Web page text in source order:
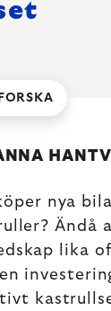
nya
Ändå
lika